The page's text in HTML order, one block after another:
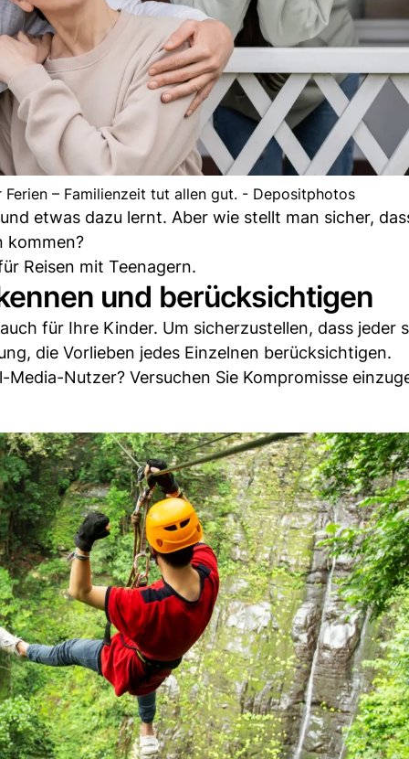
– Familienzeit tut allen gut. - Depositphotos
etwas dazu lernt. Aber wie stellt man sicher,
kommen?
Reisen mit Teenagern.
und berücksichtigen
für Ihre Kinder. Um sicherzustellen, dass jeder
die Vorlieben jedes Einzelnen berücksichtigen.
Nutzer? Versuchen Sie Kompromisse